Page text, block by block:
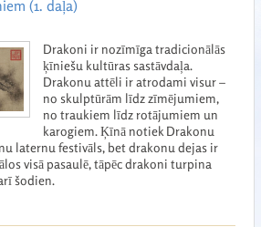
(1. daļa)
Drakoni ir nozīmīga tradicionālās
ķīniešu kultūras sastāvdaļa.
Drakonu attēli ir atrodami visur –
no skulptūrām līdz zīmējumiem,
no traukiem līdz rotājumiem un
karogiem. Ķīnā notiek Drakonu
laternu festivāls, bet drakonu dejas ir
visā pasaulē, tāpēc drakoni turpina
šodien.